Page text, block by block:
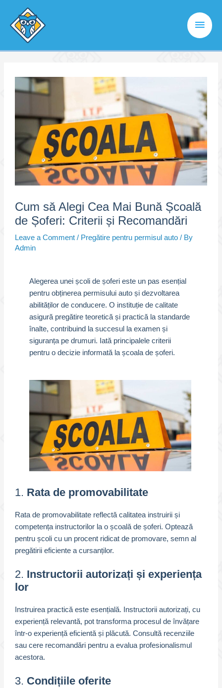
content
Main
Cum să Alegi Cea Mai Bună Școală
de Șoferi: Criterii și Recomandări
Leave a Comment / Pregătire pentru permisul auto/ By
Admin
Alegerea unei școli de șoferi este un pas esențial
pentru obținerea permisului auto și dezvoltarea
abilităților de conducere. O instituție de calitate
asigură pregătire teoretică și practică la standarde
înalte, contribuind la succesul la examen și
siguranța pe drumuri. Iată principalele criterii
pentru o decizie informată la școala de șoferi.
1. Rata de promovabilitate
Rata de promovabilitate reflectă calitatea instruirii și
competența instructorilor la o școală de șoferi. Optează
pentru școli cu un procent ridicat de promovare, semn al
pregătirii eficiente a cursanților.
2. Instructorii autorizați și experiența
lor
Instruirea practică este esențială. Instructorii autorizați, cu
experiență relevantă, pot transforma procesul de învățare
într-o experiență eficientă și plăcută. Consultă recenziile
sau cere recomandări pentru a evalua profesionalismul
acestora.
3. Condițiile oferite